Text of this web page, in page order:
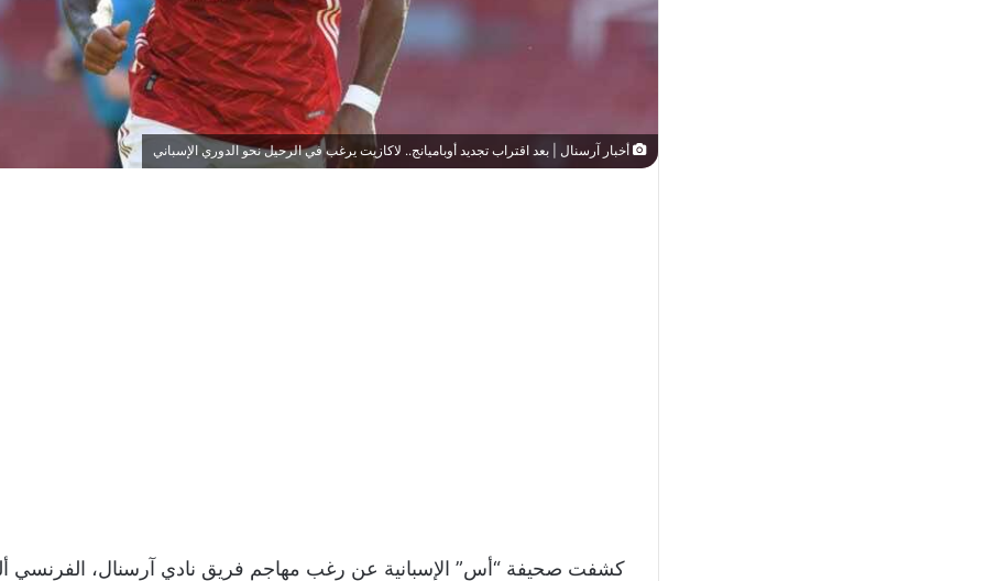
أخبار آرسنال | بعد اقتراب تجديد أوباميانج.. لاكازيت يرغب في الرحيل نحو الدوري الإسباني
كشفت صحيفة “أس” الإسبانية عن رغب مهاجم فريق نادي آرسنال، الفرنسي